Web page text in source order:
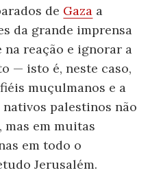
de Gaza a
da grande imprensa
reação e ignorar a
— isto é, neste caso,
muçulmanos e a
palestinos não
mas em muitas
em todo o
Jerusalém.